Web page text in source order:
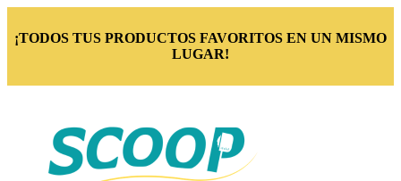
¡TODOS TUS PRODUCTOS FAVORITOS EN UN MISMO
LUGAR!